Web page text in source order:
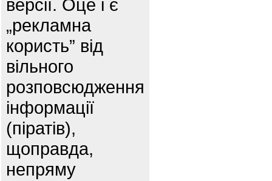
версії. Оце і є
„рекламна
користь” від
вільного
розповсюдження
інформації
(піратів),
щоправда,
непряму